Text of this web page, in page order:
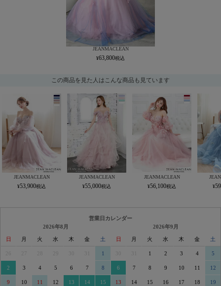
JEANMACLEAN
63,800
この商品を見た人はこんな商品も見ています
JEANMACLEAN
53,900
JEANMACLEAN
55,000
JEANMACLEAN
56,100
営業日カレンダー
2026年8月
日 月 火 水 木 金 土
29 30 31 1
2 3 4 5 6 7 8
9 10 11 12 13 14 15
2026年9月
日 月 火 水 木 金 土
30 31 1 2 3 4 5
6 7 8 9 10 11 12
13 14 15 16 17 18 19